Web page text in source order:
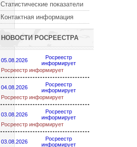
Статистические показатели
Контактная информация
НОВОСТИ РОСРЕЕСТРА
05.08.2026
Росреестр
информирует
Росреестр информирует
04.08.2026
Росреестр
информирует
Росреестр информирует
03.08.2026
Росреестр
информирует
Росреестр информирует
03.08.2026
Росреестр
информирует